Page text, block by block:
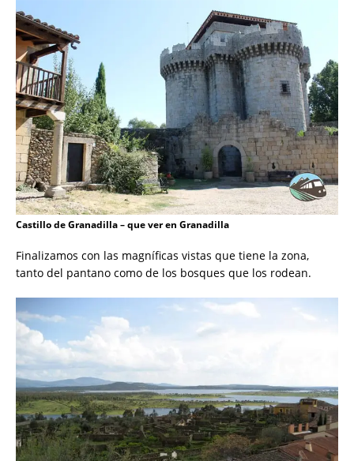
Castillo de Granadilla – que ver en Granadilla
Finalizamos con las magníficas vistas que tiene la zona,
tanto del pantano como de los bosques que los rodean.